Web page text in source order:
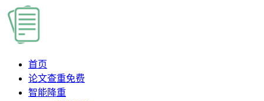
首页
论文查重免费
智能降重